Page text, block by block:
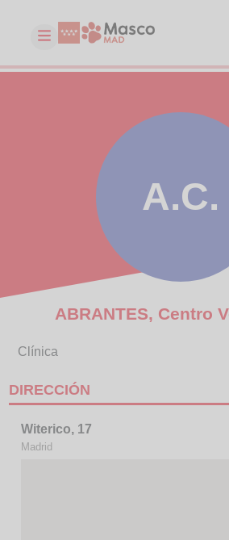
A.C.
ABRANTES, Centro
Clínica
DIRECCIÓN
Witerico, 17
Madrid